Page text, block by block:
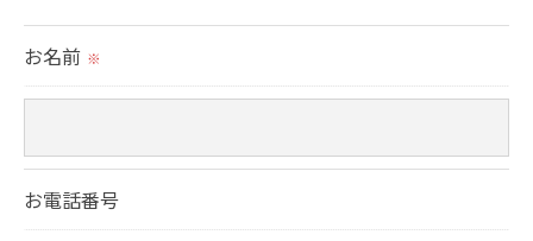
られた場合を除き、
当社では、利用目的の達成に必要な範囲において、
お名前 ※
お電話番号